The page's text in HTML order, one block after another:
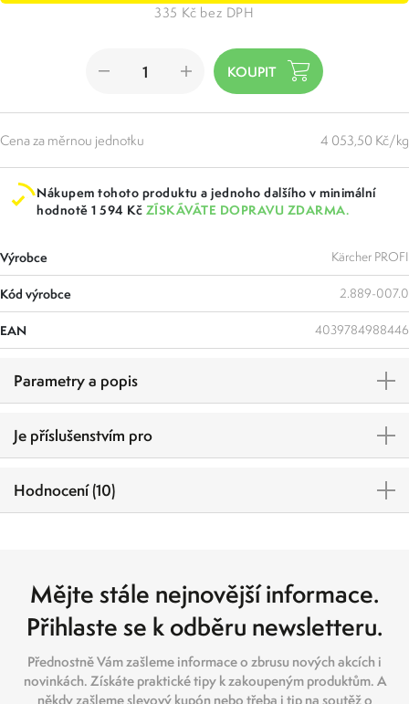
335 Kč bez DPH
Cena za měrnou jednotku 4 053,50 Kč/kg
Nákupem tohoto produktu a jednoho dalšího v minimální
hodnotě 1 594 Kč ZÍSKÁVÁTE DOPRAVU ZDARMA.
Výrobce Kärcher PROFI
Kód výrobce 2.889-007.0
EAN 4039784988446
Parametry a popis
Je příslušenstvím pro
Hodnocení (10)
Mějte stále nejnovější informace.
Přihlaste se k odběru newsletteru.
Přednostně Vám zašleme informace o zbrusu nových akcích i
novinkách. Získáte praktické tipy k zakoupeným produktům. A
někdy zašleme slevový kupón nebo třeba i tip na soutěž o